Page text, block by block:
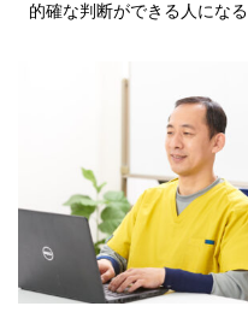
的確な判断ができる人になる